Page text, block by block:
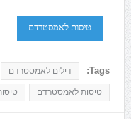
טיסות לאמסטרדם
Tags: דילים לאמסטרדם
טיסות לאמסטרדם